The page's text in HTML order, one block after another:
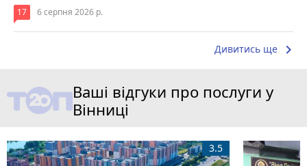
17 6 серпня 2026 р.
Дивитись ще keyboard_arrow_right
Ваші відгуки про послуги у
Вінниці
3.5